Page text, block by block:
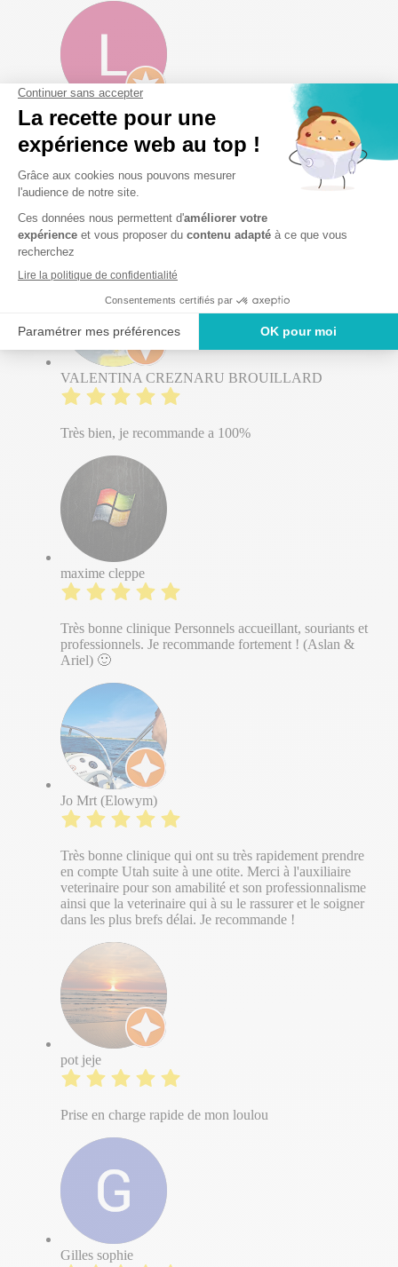
Little Endless
Nous sommes venus en urgence un dimanche pour
notre chat Asha . Elle était très mal au point et nous
eue a su immédiatement trouver le problème. Notre chat
va beaucoup mieux, un grand merci à l'équipe
VALENTINA CREZNARU BROUILLARD
Très bien, je recommande a 100%
maxime cleppe
Très bonne clinique Personnels accueillant, souriants et
professionnels. Je recommande fortement ! (Aslan &
Ariel) 🙂
Jo Mrt (Elowym)
Très bonne clinique qui ont su très rapidement prendre
en compte Utah suite à une otite. Merci à l'auxiliaire
veterinaire pour son amabilité et son professionnalisme
ainsi que la veterinaire qui à su le rassurer et le soigner
dans les plus brefs délai. Je recommande !
pot jeje
Prise en charge rapide de mon loulou
Gilles sophie